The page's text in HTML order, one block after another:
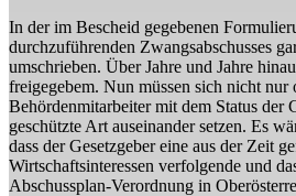
In der im Bescheid gegebenen
durchzuführenden Zwangsabschusses
umschrieben. Über Jahre und Jahre
freigegebem. Nun müssen sich nicht nur
Behördenmitarbeiter mit dem Status der
geschützte Art auseinander setzen. Es
dass der Gesetzgeber eine aus der Zeit
Wirtschaftsinteressen verfolgende und
Abschussplan-Verordnung in